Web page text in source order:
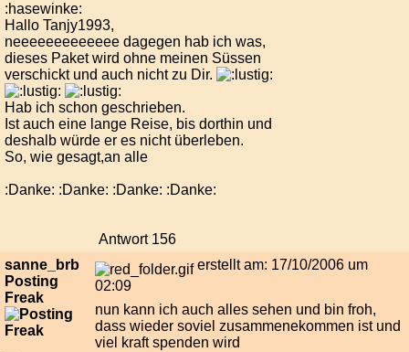
:hasewinke:
Hallo Tanjy1993,
neeeeeeeeeeeee dagegen hab ich was,
dieses Paket wird ohne meinen Süssen
verschickt und auch nicht zu Dir.
Hab ich schon geschrieben.
Ist auch eine lange Reise, bis dorthin und
deshalb würde er es nicht überleben.
So, wie gesagt,an alle
:Danke: :Danke: :Danke: :Danke:
Antwort 156
sanne_brb
Posting
Freak
erstellt am: 17/10/2006 um
02:09
nun kann ich auch alles sehen und bin froh,
dass wieder soviel zusammenekommen ist und
viel kraft spenden wird